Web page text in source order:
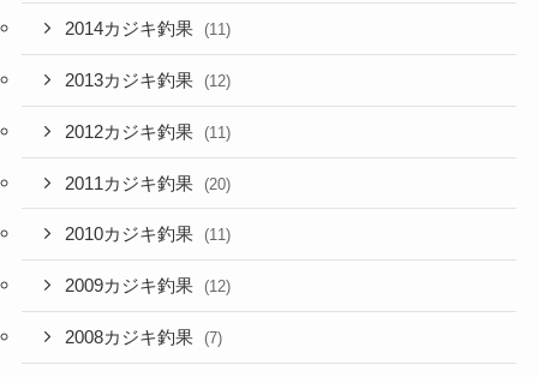
2014カジキ釣果 (11)
2013カジキ釣果 (12)
2012カジキ釣果 (11)
2011カジキ釣果 (20)
2010カジキ釣果 (11)
2009カジキ釣果 (12)
2008カジキ釣果 (7)